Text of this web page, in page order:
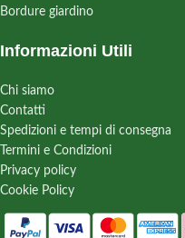
Bordure giardino
Informazioni Utili
Chi siamo
Contatti
Spedizioni e tempi di consegna
Termini e Condizioni
Privacy policy
Cookie Policy